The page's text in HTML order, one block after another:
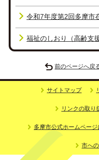
令和7年度第2回多摩市
福祉のしおり（高齢支
前のページへ戻
サイトマップ
リンクの取り
多摩市公式ホームページ
市へ